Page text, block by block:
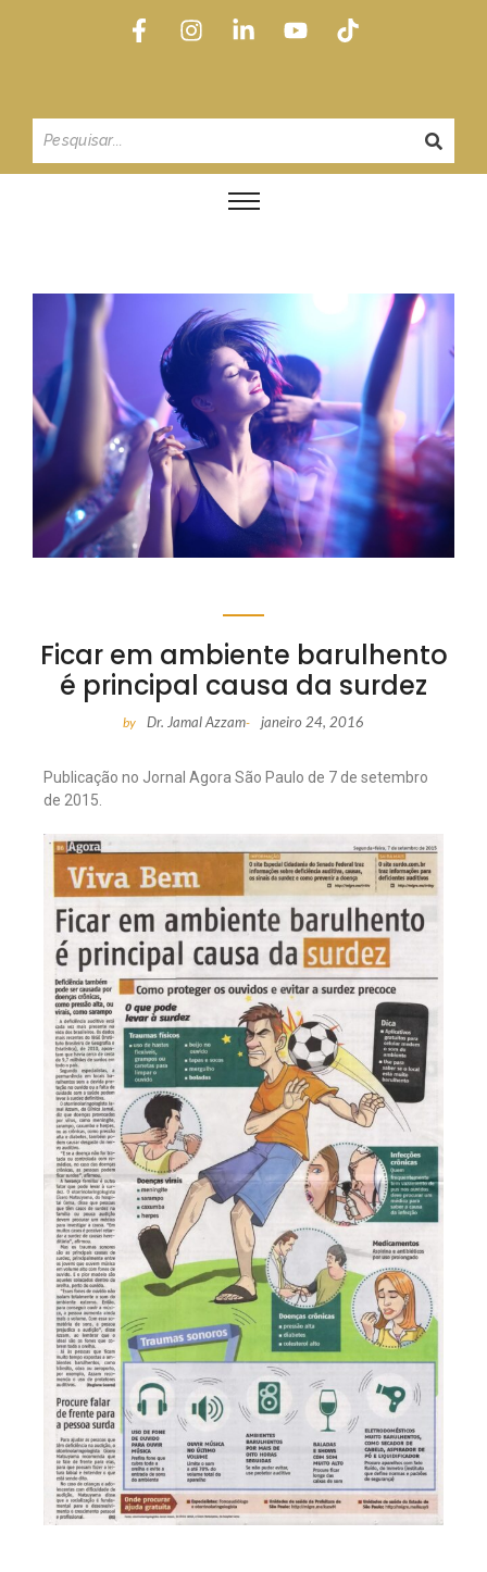
Ficar em ambiente barulhento
é principal causa da surdez
by Dr. Jamal Azzam- janeiro 24, 2016
Publicação no Jornal Agora São Paulo de 7 de setembro
de 2015.